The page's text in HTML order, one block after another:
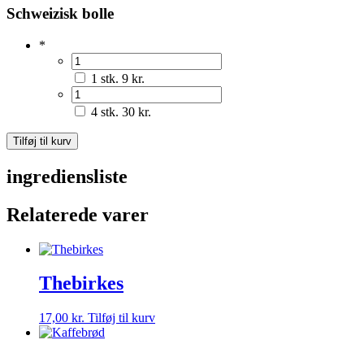
Schweizisk bolle
*
1 stk. 9 kr.
4 stk. 30 kr.
Schweizisk
bolle
antal
Tilføj til kurv
ingrediensliste
Relaterede varer
Thebirkes
17,00 kr. Tilføj til kurv